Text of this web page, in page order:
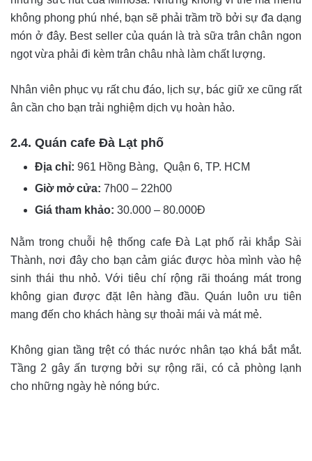
không phong phú nhé, bạn sẽ phải trầm trồ bởi sự đa dạng
món ở đây. Best seller của quán là trà sữa trân chân ngon
ngọt vừa phải đi kèm trân châu nhà làm chất lượng.
Nhân viên phục vụ rất chu đáo, lịch sự, bác giữ xe cũng rất
ân cần cho bạn trải nghiệm dịch vụ hoàn hảo.
2.4. Quán cafe Đà Lạt phố
Địa chỉ: 961 Hồng Bàng, Quận 6, TP. HCM
Giờ mở cửa: 7h00 – 22h00
Giá tham khảo: 30.000 – 80.000Đ
Nằm trong chuỗi hệ thống cafe Đà Lạt phố rải khắp Sài
Thành, nơi đây cho bạn cảm giác được hòa mình vào hệ
sinh thái thu nhỏ. Với tiêu chí rộng rãi thoáng mát trong
không gian được đặt lên hàng đầu. Quán luôn ưu tiên
mang đến cho khách hàng sự thoải mái và mát mẻ.
Không gian tầng trệt có thác nước nhân tạo khá bắt mắt.
Tầng 2 gây ấn tượng bởi sự rộng rãi, có cả phòng lạnh
cho những ngày hè nóng bức.